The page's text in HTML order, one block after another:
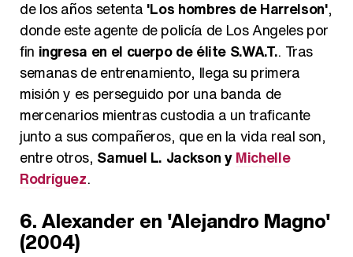
de los años setenta 'Los hombres de Harrelson',
donde este agente de policía de Los Angeles por
fin ingresa en el cuerpo de élite S.WA.T.. Tras
semanas de entrenamiento, llega su primera
misión y es perseguido por una banda de
mercenarios mientras custodia a un traficante
junto a sus compañeros, que en la vida real son,
entre otros, Samuel L. Jackson yMichelle
Rodríguez.
6. Alexander en 'Alejandro Magno'
(2004)